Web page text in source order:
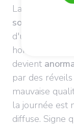
La liste des
sommeil
est
d'une
horloges
devient
par des
mauvaise
la journée est
diffuse. Signe